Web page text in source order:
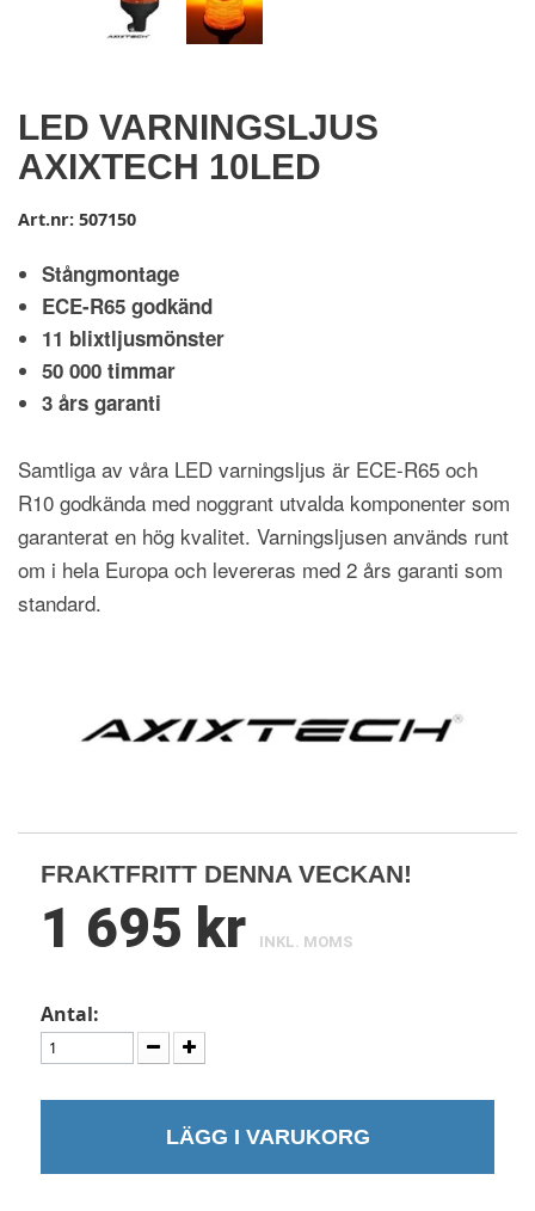
LED VARNINGSLJUS
AXIXTECH 10LED
Art.nr: 507150
Stångmontage
ECE-R65 godkänd
11 blixtljusmönster
50 000 timmar
3 års garanti
Samtliga av våra LED varningsljus är ECE-R65 och
R10 godkända med noggrant utvalda komponenter som
garanterat en hög kvalitet. Varningsljusen används runt
om i hela Europa och levereras med 2 års garanti som
standard.
FRAKTFRITT DENNA VECKAN!
1 695 kr INKL. MOMS
Antal:
LÄGG I VARUKORG